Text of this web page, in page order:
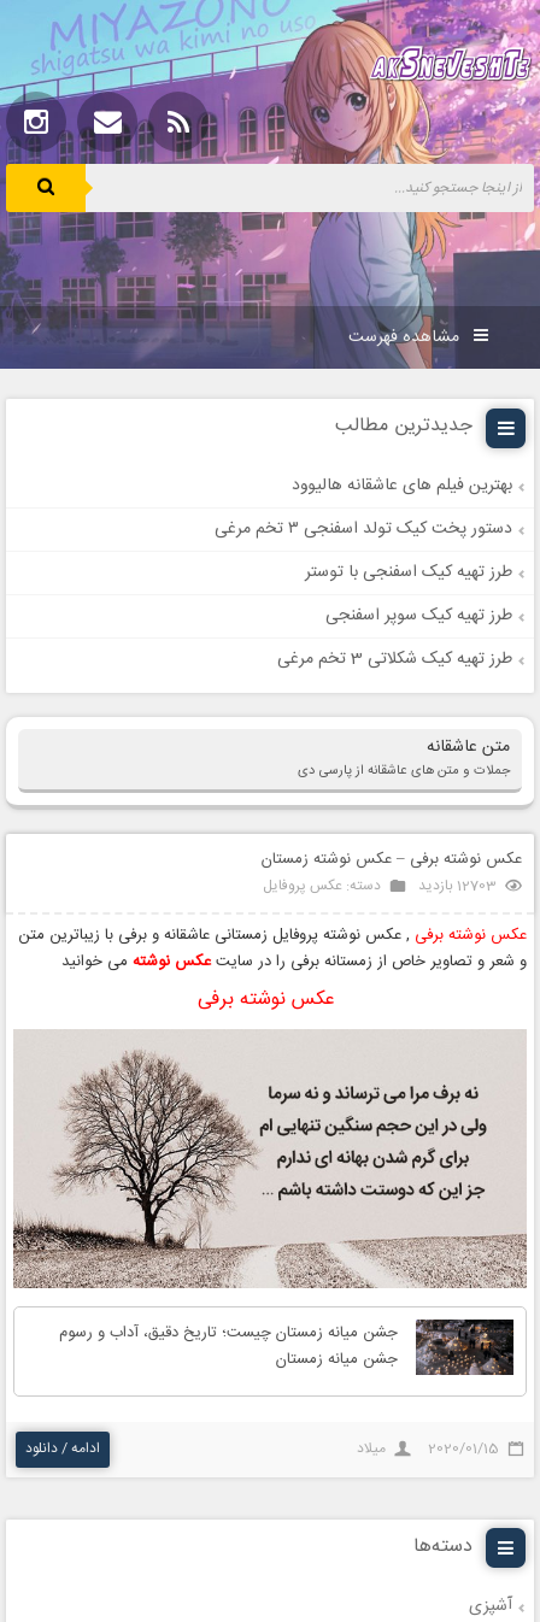
مشاهده فهرست
جدیدترین مطالب
بهترین فیلم های عاشقانه هالیوود
دستور پخت کیک تولد اسفنجی ۳ تخم مرغی
طرز تهیه کیک اسفنجی با توستر
طرز تهیه کیک سوپر اسفنجی
طرز تهیه کیک شکلاتی 3 تخم مرغی
متن عاشقانه
جملات و متن های عاشقانه از پارسی دی
عکس نوشته برفی – عکس نوشته زمستان
12703 بازدید دسته: عکس پروفایل
عکس نوشته برفی , عکس نوشته پروفایل زمستانی عاشقانه و برفی با زیباترین متن
و شعر و تصاویر خاص از زمستانه برفی را در سایتعکس نوشته می خوانید
عکس نوشته برفی
جشن میانه زمستان چیست؛ تاریخ دقیق، آداب و رسوم
جشن میانه زمستان
2020/01/15 میلاد ادامه / دانلود
دسته‌ها
آشپزی